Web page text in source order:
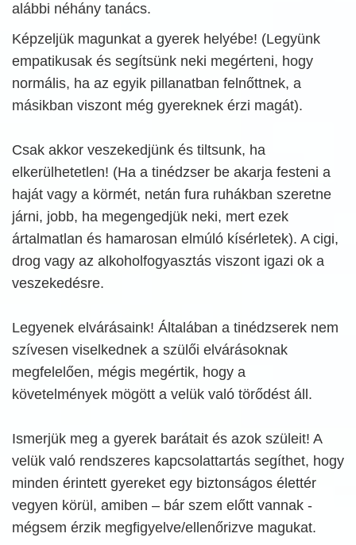
alábbi néhány tanács.
Képzeljük magunkat a gyerek helyébe! (Legyünk
empatikusak és segítsünk neki megérteni, hogy
normális, ha az egyik pillanatban felnőttnek, a
másikban viszont még gyereknek érzi magát).
Csak akkor veszekedjünk és tiltsunk, ha
elkerülhetetlen! (Ha a tinédzser be akarja festeni a
haját vagy a körmét, netán fura ruhákban szeretne
járni, jobb, ha megengedjük neki, mert ezek
ártalmatlan és hamarosan elmúló kísérletek). A cigi,
drog vagy az alkoholfogyasztás viszont igazi ok a
veszekedésre.
Legyenek elvárásaink! Általában a tinédzserek nem
szívesen viselkednek a szülői elvárásoknak
megfelelően, mégis megértik, hogy a
követelmények mögött a velük való törődést áll.
Ismerjük meg a gyerek barátait és azok szüleit! A
velük való rendszeres kapcsolattartás segíthet, hogy
minden érintett gyereket egy biztonságos élettér
vegyen körül, amiben – bár szem előtt vannak -
mégsem érzik megfigyelve/ellenőrizve magukat.